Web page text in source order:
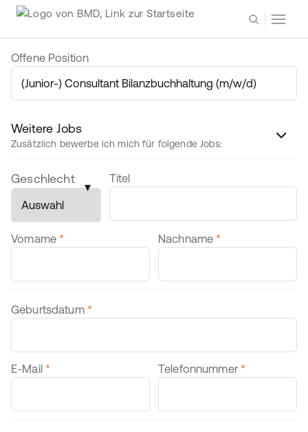
Offene Position
Weitere Jobs
Zusätzlich bewerbe ich mich für folgende Jobs:
Personendaten
Geschlecht
▾
Titel
Vorname * Nachname *
Zusätzliche Personendaten
Geburtsdatum *
E-Mail * Telefonnummer *